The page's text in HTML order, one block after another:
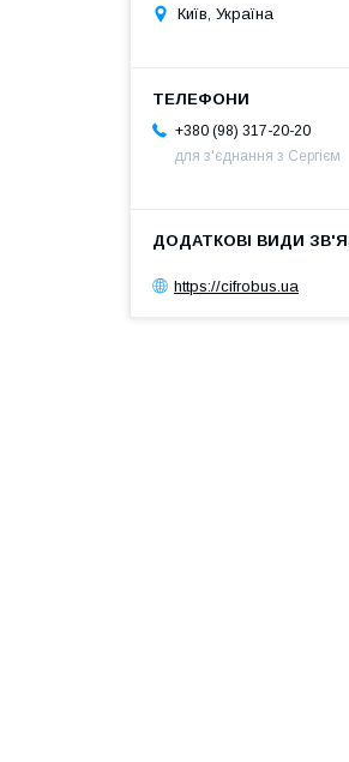
Київ, Україна
+380 (98) 317-20-20
для з'єднання з Сергієм
https://cifrobus.ua